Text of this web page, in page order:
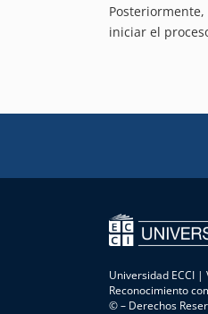
iniciar el
Universidad ECCI
Reconocimiento
© – Derechos